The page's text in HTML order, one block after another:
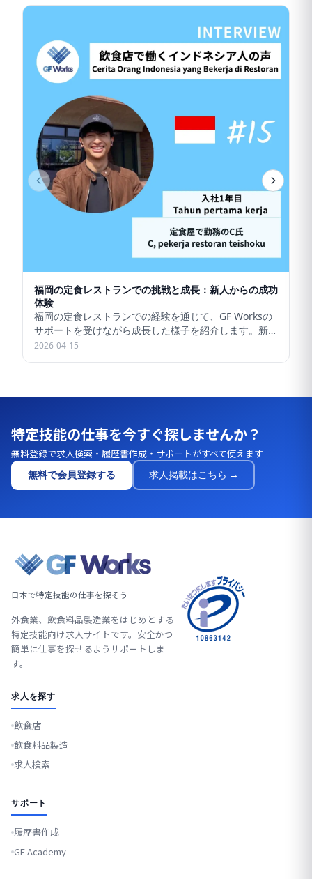
福岡の定食レストランでの挑戦と成長：新人からの成功
体験
福岡の定食レストランでの経験を通じて、GF Worksの
サポートを受けながら成長した様子を紹介します。新し
い挑戦に満ちた職場環境です。
2026-04-15
特定技能の仕事を今すぐ探しませんか？
無料登録で求人検索・履歴書作成・サポートがすべて使えます
無料で会員登録する 求人掲載はこちら →
日本で特定技能の仕事を探そう
外食業、飲食料品製造業をはじめとする
特定技能向け求人サイトです。安全かつ
簡単に仕事を探せるようサポートしま
す。
求人を探す
飲食店
飲食料品製造
求人検索
サポート
履歴書作成
GF Academy